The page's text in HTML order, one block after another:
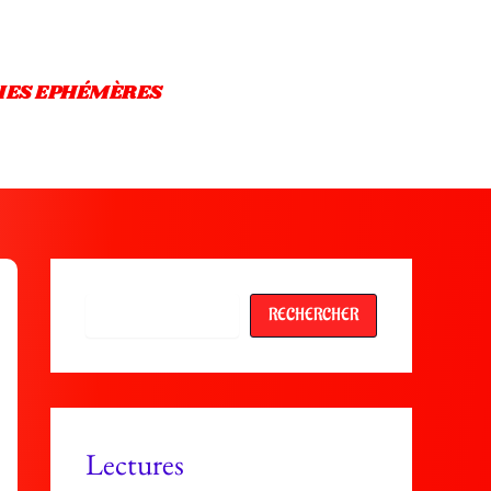
EPHÉMÈRES
RECHERCHER
Lectures